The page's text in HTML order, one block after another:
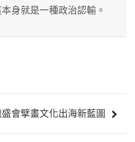
身就是一種政治認輸。
會擘畫文化出海新藍圖